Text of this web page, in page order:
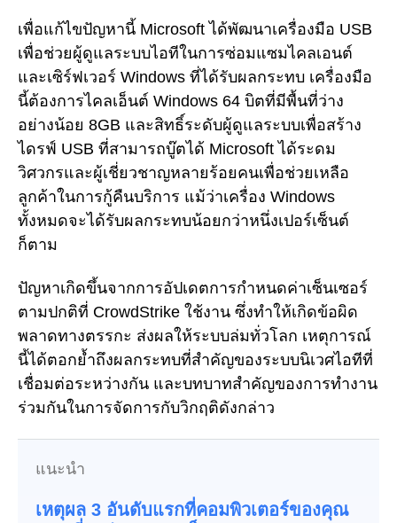
เพื่อแก้ไขปัญหานี้ Microsoft ได้พัฒนาเครื่องมือ USB
เพื่อช่วยผู้ดูแลระบบไอทีในการซ่อมแซมไคลเอนต์
และเซิร์ฟเวอร์ Windows ที่ได้รับผลกระทบ เครื่องมือ
นี้ต้องการไคลเอ็นต์ Windows 64 บิตที่มีพื้นที่ว่าง
อย่างน้อย 8GB และสิทธิ์ระดับผู้ดูแลระบบเพื่อสร้าง
ไดรฟ์ USB ที่สามารถบู๊ตได้ Microsoft ได้ระดม
วิศวกรและผู้เชี่ยวชาญหลายร้อยคนเพื่อช่วยเหลือ
ลูกค้าในการกู้คืนบริการ แม้ว่าเครื่อง Windows
ทั้งหมดจะได้รับผลกระทบน้อยกว่าหนึ่งเปอร์เซ็นต์
ก็ตาม
ปัญหาเกิดขึ้นจากการอัปเดตการกำหนดค่าเซ็นเซอร์
ตามปกติที่ CrowdStrike ใช้งาน ซึ่งทำให้เกิดข้อผิด
พลาดทางตรรกะ ส่งผลให้ระบบล่มทั่วโลก เหตุการณ์
นี้ได้ตอกย้ำถึงผลกระทบที่สำคัญของระบบนิเวศไอทีที่
เชื่อมต่อระหว่างกัน และบทบาทสำคัญของการทำงาน
ร่วมกันในการจัดการกับวิกฤติดังกล่าว
แนะนำ
เหตุผล 3 อันดับแรกที่คอมพิวเตอร์ของคุณ